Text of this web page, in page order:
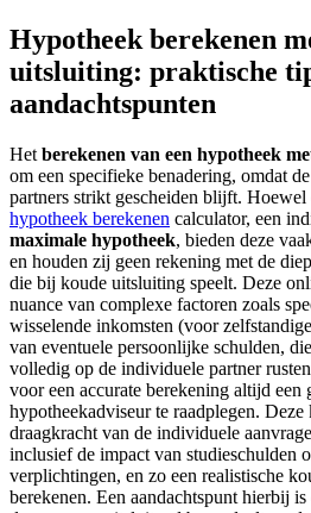
Hypotheek berekenen
uitsluiting: praktische
aandachtspunten
Het berekenen van een hypotheek
om een specifieke benadering, omdat
partners strikt gescheiden blijft. Hoewel
hypotheek berekenen calculator, een
maximale hypotheek, bieden deze
en houden zij geen rekening met de
die bij koude uitsluiting speelt. Deze
nuance van complexe factoren zoals
wisselende inkomsten (voor
van eventuele persoonlijke schulden,
volledig op de individuele partner
voor een accurate berekening altijd een
hypotheekadviseur te raadplegen.
draagkracht van de individuele
inclusief de impact van studieschulden
verplichtingen, en zo een realistische
berekenen. Een aandachtspunt hierbij